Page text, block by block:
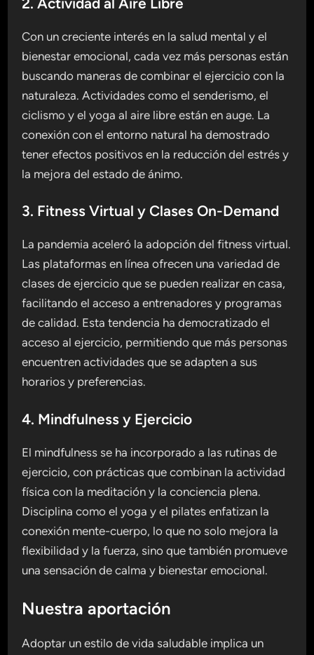
Con un creciente interés en la salud mental y el
bienestar emocional, cada vez más personas están
buscando maneras de combinar el ejercicio con la
naturaleza. Actividades como el senderismo, el
ciclismo y el yoga al aire libre están en auge. La
conexión con el entorno natural ha demostrado
tener efectos positivos en la reducción del estrés y
la mejora del estado de ánimo.
3. Fitness Virtual y Clases On-Demand
La pandemia aceleró la adopción del fitness virtual.
Las plataformas en línea ofrecen una variedad de
clases de ejercicio que se pueden realizar en casa,
facilitando el acceso a entrenadores y programas
de calidad. Esta tendencia ha democratizado el
acceso al ejercicio, permitiendo que más personas
encuentren actividades que se adapten a sus
horarios y preferencias.
4. Mindfulness y Ejercicio
El mindfulness se ha incorporado a las rutinas de
ejercicio, con prácticas que combinan la actividad
física con la meditación y la conciencia plena.
Disciplina como el yoga y el pilates enfatizan la
conexión mente-cuerpo, lo que no solo mejora la
flexibilidad y la fuerza, sino que también promueve
una sensación de calma y bienestar emocional.
Nuestra aportación
Adoptar un estilo de vida saludable implica un